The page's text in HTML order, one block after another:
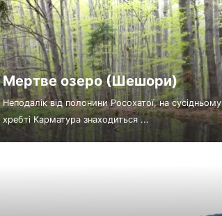
Мертве озеро (Шешори)
Неподалік від полонини Росохатої, на сусідньому
хребті Карматура знаходиться ...